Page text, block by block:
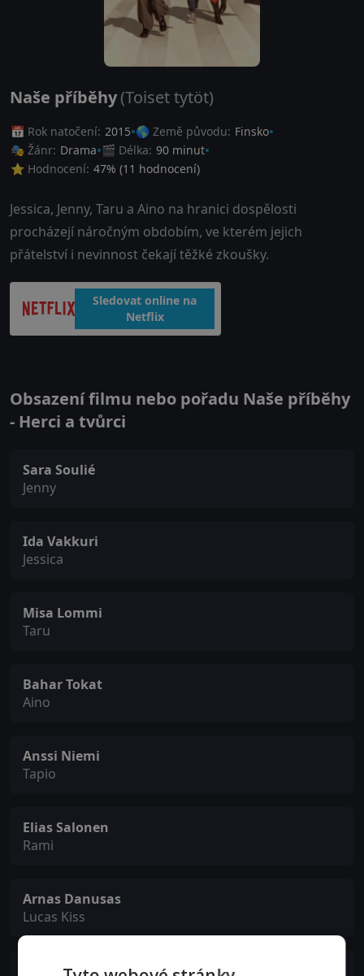
Naše příběhy(Toiset tytöt)
📅 Rok natočení: 2015 🌎 Země původu: Finsko
🎭 Žánr: Drama 🎬 Délka: 90 minut
⭐ Hodnocení: 47% (11 hodnocení)
Jessica, Jenny, Taru a Aino na hranici dospělosti
procházejí náročným obdobím, ve kterém jejich
přátelství i nevinnost čekají těžké zkoušky.
Sledovat online na
Netflix
Obsazení filmu nebo pořadu Naše příběhy
- Herci a tvůrci
Sara Soulié
Jenny
Ida Vakkuri
Jessica
Misa Lommi
Taru
Bahar Tokat
Aino
Anssi Niemi
Tapio
Elias Salonen
Rami
Arnas Danusas
Lucas Kiss
Max Ovaska